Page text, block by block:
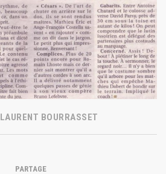
LAURENT BOURRASSET
PARTAGE